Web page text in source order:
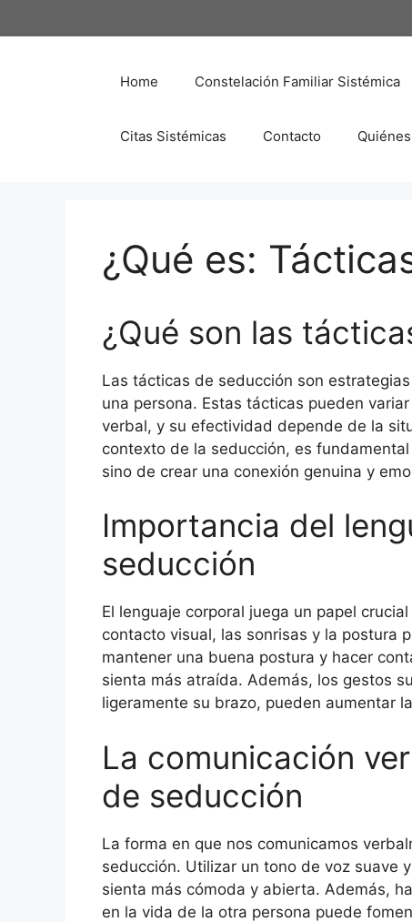
al
Home Constelación Familiar Sistémica
Citas Sistémicas Contacto
¿Qué es:
¿Qué son las
Las tácticas de seducción son
una persona. Estas tácticas pueden
verbal, y su efectividad depende de la
contexto de la seducción, es
sino de crear una conexión genuina y
Importancia del
seducción
El lenguaje corporal juega un papel
contacto visual, las sonrisas y la postura
mantener una buena postura y hacer
sienta más atraída. Además, los gestos
ligeramente su brazo, pueden aumentar
La comunicación
de seducción
La forma en que nos comunicamos
seducción. Utilizar un tono de voz suave
sienta más cómoda y abierta. Además,
en la vida de la otra persona puede